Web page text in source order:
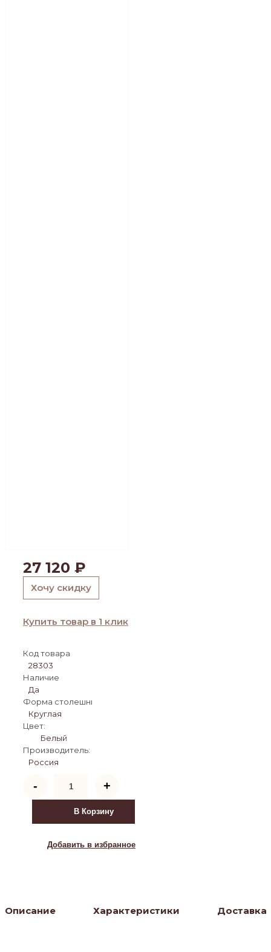
27 120 ₽
Хочу скидку
Купить товар в 1 клик
Код товара
28303
Наличие
Да
Форма столешницы:
Круглая
Цвет:
Белый
Производитель:
Россия
-
товара
Стол
Скандинавия
D110
+
В Корзину
Добавить в избранное
Описание Характеристики Доставка